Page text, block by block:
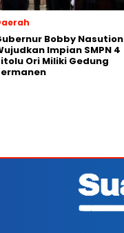
Bobby Nasution
Impian SMPN 4
Ori Miliki Gedung